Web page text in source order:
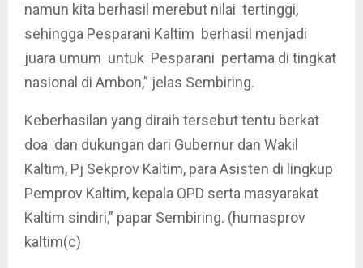
namun kita berhasil merebut nilai tertinggi,
sehingga Pesparani Kaltim berhasil menjadi
juara umum untuk Pesparani pertama di tingkat
nasional di Ambon,” jelas Sembiring.
Keberhasilan yang diraih tersebut tentu berkat
doa dan dukungan dari Gubernur dan Wakil
Kaltim, Pj Sekprov Kaltim, para Asisten di lingkup
Pemprov Kaltim, kepala OPD serta masyarakat
Kaltim sindiri,” papar Sembiring. (humasprov
kaltim(c)